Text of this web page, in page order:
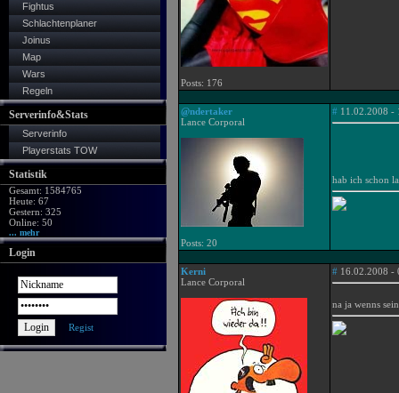
Fightus
Schlachtenplaner
Joinus
Map
Wars
Regeln
Serverinfo&Stats
Serverinfo
Playerstats TOW
Statistik
Gesamt: 1584765
Heute: 67
Gestern: 325
Online: 50
... mehr
Login
Regist
Posts: 176
@ndertaker
Lance Corporal
Posts: 20
# 11.02.2008 -
hab ich schon
Kerni
Lance Corporal
# 16.02.2008 -
na ja wenns